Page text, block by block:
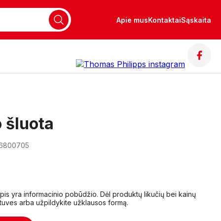
Apie musKontaktaiSąskaita
šluota
yra informacinio pobūdžio. Dėl produktų likučių bei kainų
arba užpildykite užklausos formą.